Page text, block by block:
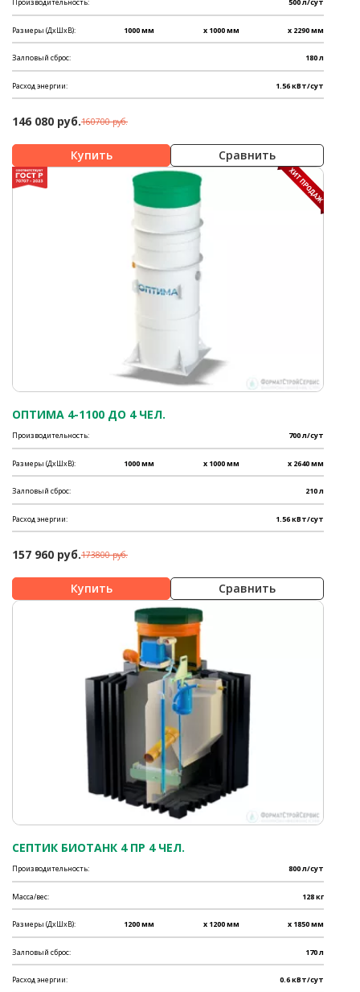
Размеры (ДхШхВ): 1000 мм x 1000 мм x 2290 мм
Залповый сброс: 180 л
Расход энергии: 1.56 кВт/сут
146 080 руб.160700 руб.
Сравнить
ОПТИМА 4-1100 ДО 4 ЧЕЛ.
Производительность: 700 л/сут
Размеры (ДхШхВ): 1000 мм x 1000 мм x 2640 мм
Залповый сброс: 210 л
Расход энергии: 1.56 кВт/сут
157 960 руб.173800 руб.
Сравнить
СЕПТИК БИОТАНК 4 ПР 4 ЧЕЛ.
Производительность: 800 л/сут
Масса/вес: 128 кг
Размеры (ДхШхВ): 1200 мм x 1200 мм x 1850 мм
Залповый сброс: 170 л
Расход энергии: 0.6 кВт/сут